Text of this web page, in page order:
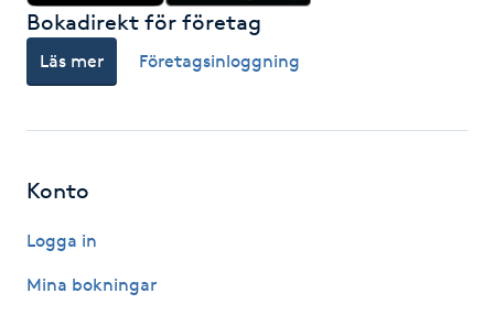
Hälsprickor
IPL
IPL hårborttagning
Bokadirekt för företag
Läs mer Företagsinloggning
Konto
Logga in
Mina bokningar